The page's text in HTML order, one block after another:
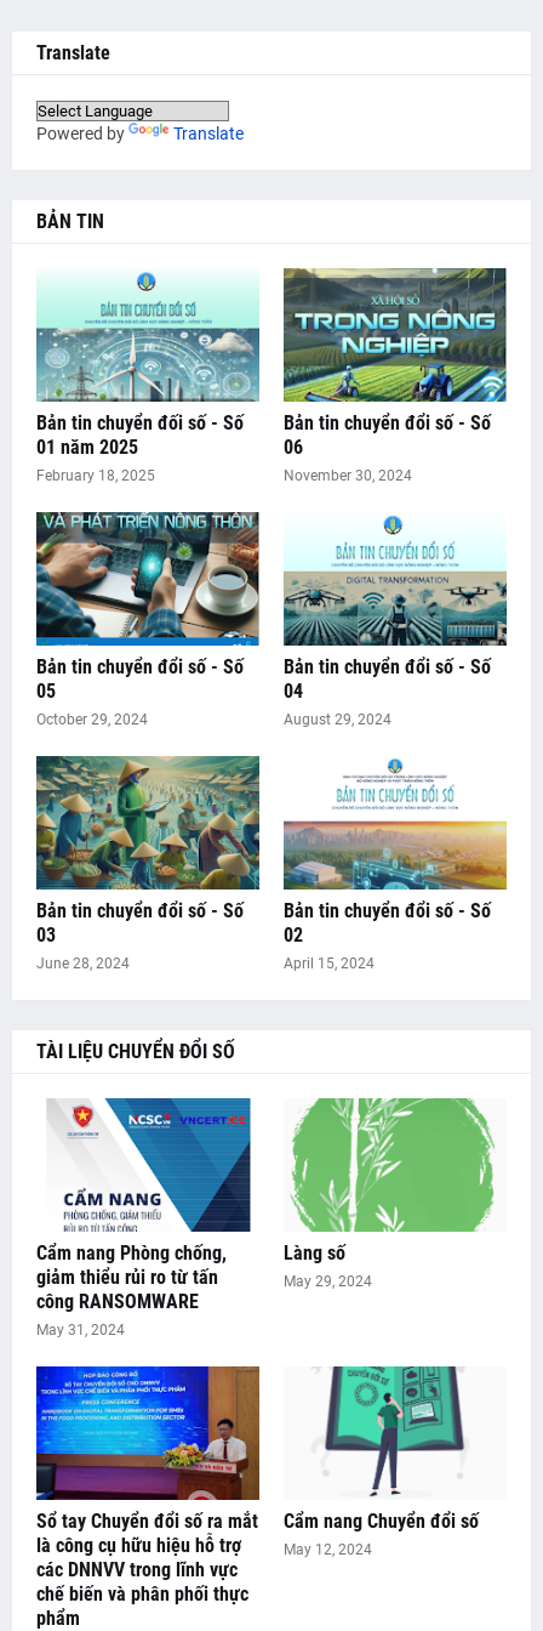
Translate
Powered by Translate
BẢN TIN
Bản tin chuyển đối số - Số
01 năm 2025
February 18, 2025
Bản tin chuyển đổi số - Số
06
November 30, 2024
Bản tin chuyển đổi số - Số
05
October 29, 2024
Bản tin chuyển đổi số - Số
04
August 29, 2024
Bản tin chuyển đổi số - Số
03
June 28, 2024
Bản tin chuyển đổi số - Số
02
April 15, 2024
TÀI LIỆU CHUYỂN ĐỔI SỐ
Cẩm nang Phòng chống,
giảm thiểu rủi ro từ tấn
công RANSOMWARE
May 31, 2024
Làng số
May 29, 2024
Sổ tay Chuyển đổi số ra mắt
là công cụ hữu hiệu hỗ trợ
các DNNVV trong lĩnh vực
chế biến và phân phối thực
phẩm
Cẩm nang Chuyển đổi số
May 12, 2024